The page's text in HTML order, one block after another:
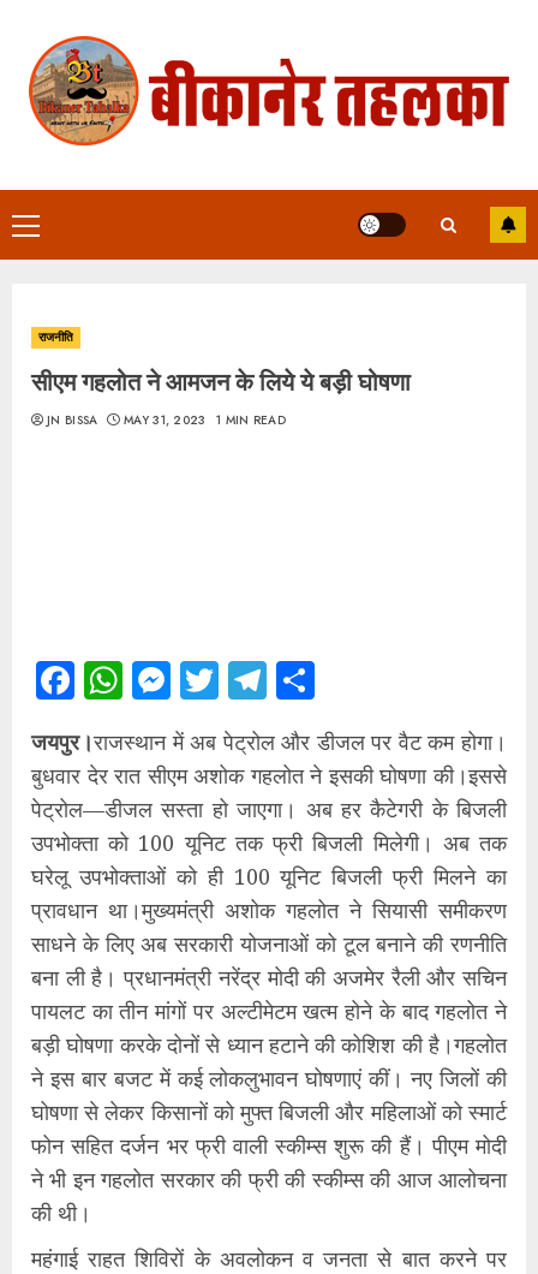
content
Primary
Menu
राजनीति
सीएम गहलोत ने आमजन के लिये ये बड़ी घोषणा
JN BISSA MAY 31, 2023 1 MIN READ
Facebook
WhatsApp
Messenger
TwitterTelegram
जयपुर।राजस्थान में अब पेट्रोल और डीजल पर वैट कम होगा।
बुधवार देर रात सीएम अशोक गहलोत ने इसकी घोषणा की।इससे
पेट्रोल—डीजल सस्ता हो जाएगा। अब हर कैटेगरी के बिजली
उपभोक्ता को 100 यूनिट तक फ्री बिजली मिलेगी। अब तक
घरेलू उपभोक्ताओं को ही 100 यूनिट बिजली फ्री मिलने का
प्रावधान था।मुख्यमंत्री अशोक गहलोत ने सियासी समीकरण
साधने के लिए अब सरकारी योजनाओं को टूल बनाने की रणनीति
बना ली है। प्रधानमंत्री नरेंद्र मोदी की अजमेर रैली और सचिन
पायलट का तीन मांगों पर अल्टीमेटम खत्म होने के बाद गहलोत ने
बड़ी घोषणा करके दोनों से ध्यान हटाने की कोशिश की है।गहलोत
ने इस बार बजट में कई लोकलुभावन घोषणाएं कीं। नए जिलों की
घोषणा से लेकर किसानों को मुफ्त बिजली और महिलाओं को स्मार्ट
फोन सहित दर्जन भर फ्री वाली स्कीम्स शुरू की हैं। पीएम मोदी
ने भी इन गहलोत सरकार की फ्री की स्कीम्स की आज आलोचना
की थी।
महंगाई राहत शिविरों के अवलोकन व जनता से बात करने पर